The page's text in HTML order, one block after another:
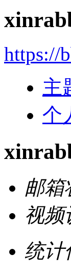
https://
主
个
邮箱
视频
统计